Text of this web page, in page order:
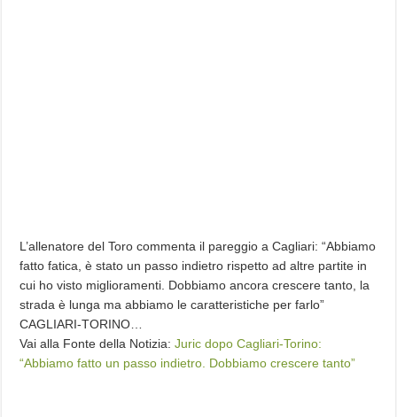
L’allenatore del Toro commenta il pareggio a Cagliari: “Abbiamo
fatto fatica, è stato un passo indietro rispetto ad altre partite in
cui ho visto miglioramenti. Dobbiamo ancora crescere tanto, la
strada è lunga ma abbiamo le caratteristiche per farlo”
CAGLIARI-TORINO…
Vai alla Fonte della Notizia:Juric dopo Cagliari-Torino:
“Abbiamo fatto un passo indietro. Dobbiamo crescere tanto”